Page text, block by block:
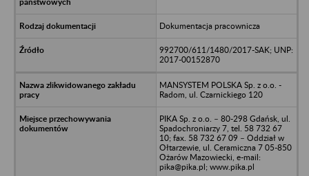
Dokumentacja pracownicza
992700/611/1480/2017-SAK; UNP:
2017-00152870
MANSYSTEM POLSKA Sp. z o.o. -
Radom, ul. Czarnickiego 120
PIKA Sp. z o.o. – 80-298 Gdańsk, ul.
Spadochroniarzy 7, tel. 58 732 67
10; fax. 58 732 67 09 – Oddział w
Ołtarzewie, ul. Ceramiczna 7 05-850
Ożarów Mazowiecki, e-mail:
pika@pika.pl; www.pika.pl